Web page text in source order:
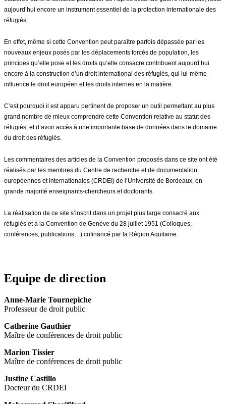
aujourd’hui encore un instrument essentiel de la protection internationale des
réfugiés.
En effet, même si cette Convention peut paraître parfois dépassée par les
nouveaux enjeux posés par les déplacements forcés de population, les
principes qu’elle pose et les droits qu’elle consacre contribuent aujourd’hui
encore à la construction d’un droit international des réfugiés, qui lui-même
influence le droit européen et les droits internes en la matière.
C’est pourquoi il est apparu pertinent de proposer un outil permettant au plus
grand nombre de mieux comprendre cette Convention relative au statut des
réfugiés, et d’avoir accès à une importante base de données dans le domaine
du droit des réfugiés.
Les commentaires des articles de la Convention proposés dans ce site ont été
réalisés par les membres du Centre de recherche et de documentation
européennes et internationales (CRDEI) de l’Université de Bordeaux, en
grande majorité enseignants-chercheurs et doctorants.
La réalisation de ce site s’inscrit dans un projet plus large consacré aux
réfugiés et à la Convention de Genève du 28 juillet 1951 (Colloques,
conférences, publications…) cofinancé par la Région Aquitaine.
Equipe de direction
Anne-Marie Tournepiche
Professeur de droit public
Catherine Gauthier
Maître de conférences de droit public
Marion Tissier
Maître de conférences de droit public
Justine Castillo
Docteur du CRDEI